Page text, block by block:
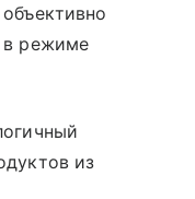
в режиме
из